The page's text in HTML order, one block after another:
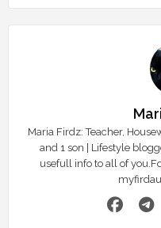
Maria Firdz: Teacher,
and 1 son | Lifestyle
usefull info to all of